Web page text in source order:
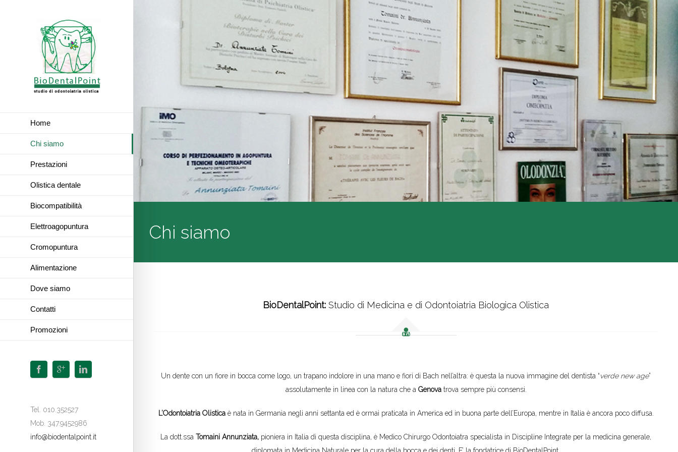
Home
Chi siamo
Prestazioni
Olistica dentale
Biocompatibilità
Elettroagopuntura
Cromopuntura
Alimentazione
Dove siamo
Contatti
Promozioni
Tel. 010.352527
Mob. 347.9452986
info@biodentalpoint.it
Chi siamo
BioDentalPoint: Studio di Medicina e di Odontoiatria Biologica Olistica
Un dente con un fiore in bocca come logo, un trapano indolore in una mano e fiori di Bach nell’altra: è questa la nuova immagine del dentista “verde new age”
assolutamente in linea con la natura che a Genovatrova sempre più consensi.
L’Odontoiatria Olisticaè nata in Germania negli anni settanta ed è ormai praticata in America ed in buona parte dell’Europa, mentre in Italia è ancora poco diffusa.
La dott.ssa Tomaini Annunziata, pioniera in Italia di questa disciplina, è Medico Chirurgo Odontoiatra specialista in Discipline Integrate per la medicina generale,